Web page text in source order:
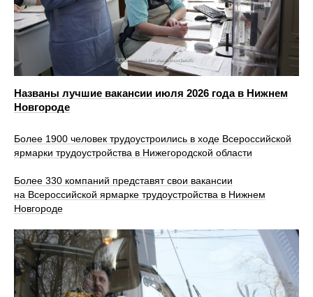
Названы лучшие вакансии июля 2026 года в Нижнем
Новгороде
Более 1900 человек трудоустроились в ходе Всероссийской
ярмарки трудоустройства в Нижегородской области
Более 330 компаний представят свои вакансии
на Всероссийской ярмарке трудоустройства в Нижнем
Новгороде